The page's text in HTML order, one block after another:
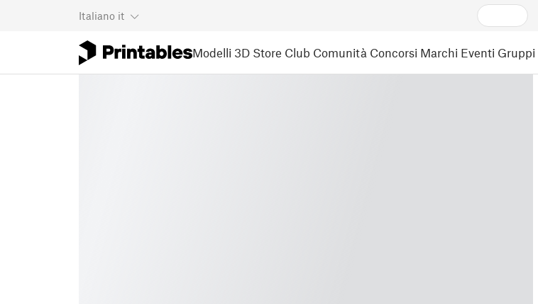
Italiano it
Modelli 3D Store Club Comunità Concorsi Marchi Eventi Gruppi